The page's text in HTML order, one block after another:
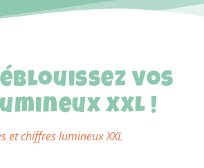
vos
XXL !
et chiffres lumineux XXL